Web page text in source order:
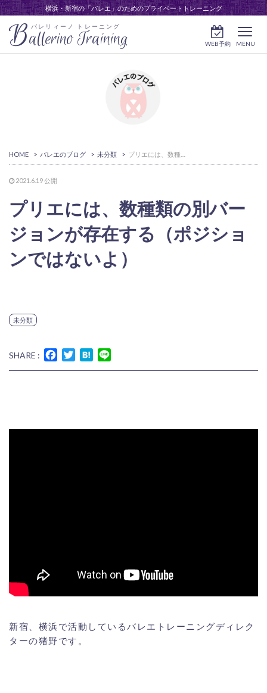
横浜・新宿の「バレエ」のためのプライベートトレーニング
バレリィーノ トレーニング
Ballerino Training MENU
WEB予約
HOME > バレエのブログ > 未分類 >
2021.6.19公開
プリエには、数種類の別バー
ジョンが存在する（ポジショ
ンではないよ）
未分類
SHARE : FacebookTwitterHatena
新宿、横浜で活動しているバレエトレーニングディレク
ターの猪野です。